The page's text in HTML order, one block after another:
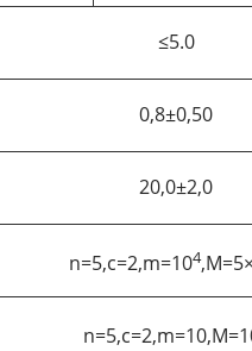
≤5.0
0,8±0,50
20,0±2,0
n=5,c=2,m=104